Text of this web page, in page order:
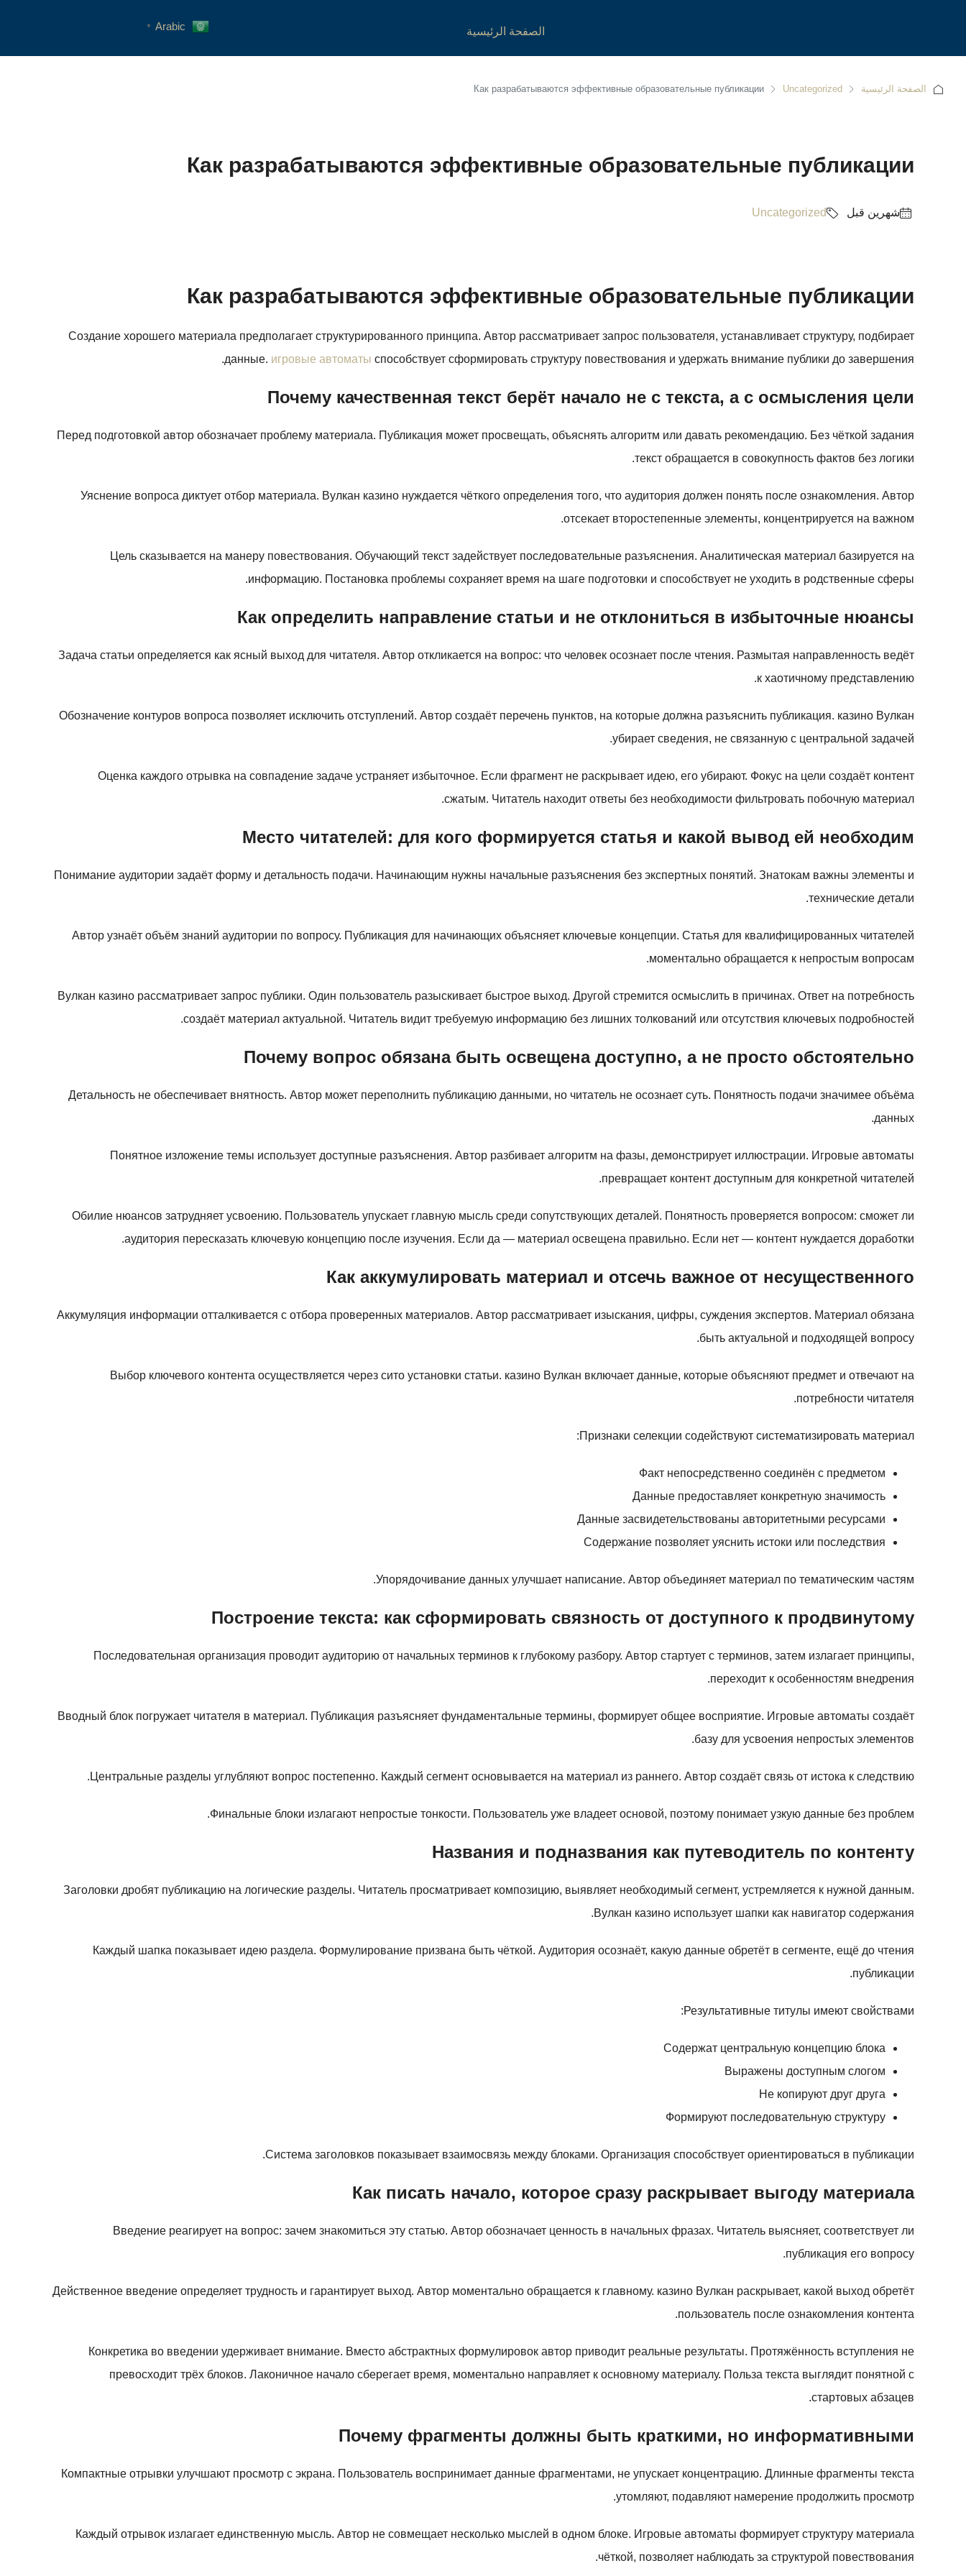
الصفحة الرئيسية Arabic
▼
الصفحة الرئيسية Uncategorized
Как разрабатываются эффективные образовательные публикации
Как разрабатываются эффективные образовательные публикации
‏شهرين قبل Uncategorized
Как разрабатываются эффективные образовательные публикации
Создание хорошего материала предполагает структурированного принципа. Автор рассматривает запрос пользователя, устанавливает структуру, подбирает
данные. игровые автоматы способствует сформировать структуру повествования и удержать внимание публики до завершения.
Почему качественная текст берёт начало не с текста, а с осмысления цели
Перед подготовкой автор обозначает проблему материала. Публикация может просвещать, объяснять алгоритм или давать рекомендацию. Без чёткой задания
текст обращается в совокупность фактов без логики.
Уяснение вопроса диктует отбор материала. Вулкан казино нуждается чёткого определения того, что аудитория должен понять после ознакомления. Автор
отсекает второстепенные элементы, концентрируется на важном.
Цель сказывается на манеру повествования. Обучающий текст задействует последовательные разъяснения. Аналитическая материал базируется на
информацию. Постановка проблемы сохраняет время на шаге подготовки и способствует не уходить в родственные сферы.
Как определить направление статьи и не отклониться в избыточные нюансы
Задача статьи определяется как ясный выход для читателя. Автор откликается на вопрос: что человек осознает после чтения. Размытая направленность ведёт
к хаотичному представлению.
Обозначение контуров вопроса позволяет исключить отступлений. Автор создаёт перечень пунктов, на которые должна разъяснить публикация. казино Вулкан
убирает сведения, не связанную с центральной задачей.
Оценка каждого отрывка на совпадение задаче устраняет избыточное. Если фрагмент не раскрывает идею, его убирают. Фокус на цели создаёт контент
сжатым. Читатель находит ответы без необходимости фильтровать побочную материал.
Место читателей: для кого формируется статья и какой вывод ей необходим
Понимание аудитории задаёт форму и детальность подачи. Начинающим нужны начальные разъяснения без экспертных понятий. Знатокам важны элементы и
технические детали.
Автор узнаёт объём знаний аудитории по вопросу. Публикация для начинающих объясняет ключевые концепции. Статья для квалифицированных читателей
моментально обращается к непростым вопросам.
Вулкан казино рассматривает запрос публики. Один пользователь разыскивает быстрое выход. Другой стремится осмыслить в причинах. Ответ на потребность
создаёт материал актуальной. Читатель видит требуемую информацию без лишних толкований или отсутствия ключевых подробностей.
Почему вопрос обязана быть освещена доступно, а не просто обстоятельно
Детальность не обеспечивает внятность. Автор может переполнить публикацию данными, но читатель не осознает суть. Понятность подачи значимее объёма
данных.
Понятное изложение темы использует доступные разъяснения. Автор разбивает алгоритм на фазы, демонстрирует иллюстрации. Игровые автоматы
превращает контент доступным для конкретной читателей.
Обилие нюансов затрудняет усвоению. Пользователь упускает главную мысль среди сопутствующих деталей. Понятность проверяется вопросом: сможет ли
аудитория пересказать ключевую концепцию после изучения. Если да — материал освещена правильно. Если нет — контент нуждается доработки.
Как аккумулировать материал и отсечь важное от несущественного
Аккумуляция информации отталкивается с отбора проверенных материалов. Автор рассматривает изыскания, цифры, суждения экспертов. Материал обязана
быть актуальной и подходящей вопросу.
Выбор ключевого контента осуществляется через сито установки статьи. казино Вулкан включает данные, которые объясняют предмет и отвечают на
потребности читателя.
Признаки селекции содействуют систематизировать материал:
Факт непосредственно соединён с предметом
Данные предоставляет конкретную значимость
Данные засвидетельствованы авторитетными ресурсами
Содержание позволяет уяснить истоки или последствия
Упорядочивание данных улучшает написание. Автор объединяет материал по тематическим частям.
Построение текста: как сформировать связность от доступного к продвинутому
Последовательная организация проводит аудиторию от начальных терминов к глубокому разбору. Автор стартует с терминов, затем излагает принципы,
переходит к особенностям внедрения.
Вводный блок погружает читателя в материал. Публикация разъясняет фундаментальные термины, формирует общее восприятие. Игровые автоматы создаёт
базу для усвоения непростых элементов.
Центральные разделы углубляют вопрос постепенно. Каждый сегмент основывается на материал из раннего. Автор создаёт связь от истока к следствию.
Финальные блоки излагают непростые тонкости. Пользователь уже владеет основой, поэтому понимает узкую данные без проблем.
Названия и подназвания как путеводитель по контенту
Заголовки дробят публикацию на логические разделы. Читатель просматривает композицию, выявляет необходимый сегмент, устремляется к нужной данным.
Вулкан казино использует шапки как навигатор содержания.
Каждый шапка показывает идею раздела. Формулирование призвана быть чёткой. Аудитория осознаёт, какую данные обретёт в сегменте, ещё до чтения
публикации.
Результативные титулы имеют свойствами:
Содержат центральную концепцию блока
Выражены доступным слогом
Не копируют друг друга
Формируют последовательную структуру
Система заголовков показывает взаимосвязь между блоками. Организация способствует ориентироваться в публикации.
Как писать начало, которое сразу раскрывает выгоду материала
Введение реагирует на вопрос: зачем знакомиться эту статью. Автор обозначает ценность в начальных фразах. Читатель выясняет, соответствует ли
публикация его вопросу.
Действенное введение определяет трудность и гарантирует выход. Автор моментально обращается к главному. казино Вулкан раскрывает, какой выход обретёт
пользователь после ознакомления контента.
Конкретика во введении удерживает внимание. Вместо абстрактных формулировок автор приводит реальные результаты. Протяжённость вступления не
превосходит трёх блоков. Лаконичное начало сберегает время, моментально направляет к основному материалу. Польза текста выглядит понятной с
стартовых абзацев.
Почему фрагменты должны быть краткими, но информативными
Компактные отрывки улучшают просмотр с экрана. Пользователь воспринимает данные фрагментами, не упускает концентрацию. Длинные фрагменты текста
утомляют, подавляют намерение продолжить просмотр.
Каждый отрывок излагает единственную мысль. Автор не совмещает несколько мыслей в одном блоке. Игровые автоматы формирует структуру материала
чёткой, позволяет наблюдать за структурой повествования.